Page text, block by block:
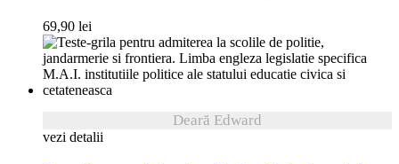
69,90 lei
Deară Edward
vezi detalii